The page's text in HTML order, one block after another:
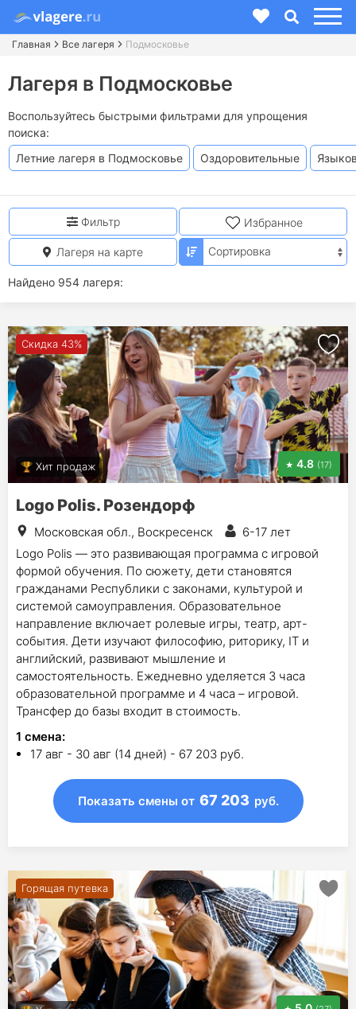
Главная Все лагеря Подмосковье
Лагеря в Подмосковье
Воспользуйтесь быстрыми фильтрами для упрощения
поиска:
Летние лагеря в Подмосковье
Оздоровительные
Найдено 954 лагеря:
Фильтр Избранное
Лагеря на карте
Скидка 43%
Хит продаж 4.8 (17)
Logo Polis. Розендорф
Московская обл., Воскресенск
6-17 лет
Logo Polis — это развивающая программа с игровой
формой обучения. По сюжету, дети становятся
гражданами Республики с законами, культурой и
системой самоуправления. Образовательное
направление включает ролевые игры, театр, арт-
события. Дети изучают философию, риторику, IT и
английский, развивают мышление и
самостоятельность. Ежедневно уделяется 3 часа
образовательной программе и 4 часа – игровой.
Трансфер до базы входит в стоимость.
1 смена:
17 авг - 30 авг (14 дней) - 67 203 руб.
Показать смены от 67 203 руб.
Горящая путевка